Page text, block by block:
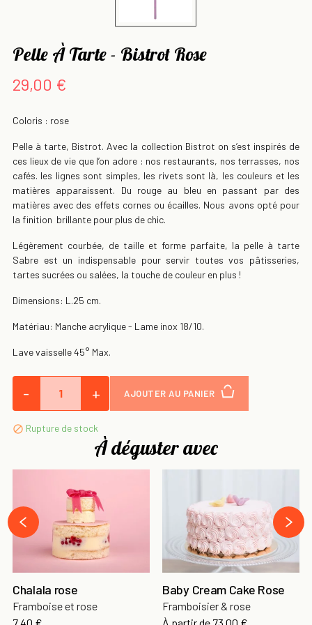
Pelle À Tarte - Bistrot Rose
29,00 €
Coloris : rose
Pelle à tarte, Bistrot. Avec la collection Bistrot on s’est inspirés de
ces lieux de vie que l’on adore : nos restaurants, nos terrasses, nos
cafés. les lignes sont simples, les rivets sont là, les couleurs et les
matières apparaissent. Du rouge au bleu en passant par des
matières avec des effets cornes ou écailles. Nous avons opté pour
la finition brillante pour plus de chic.
Légèrement courbée, de taille et forme parfaite, la pelle à tarte
Sabre est un indispensable pour servir toutes vos pâtisseries,
tartes sucrées ou salées, la touche de couleur en plus !
Dimensions: L.25 cm.
Matériau: Manche acrylique - Lame inox 18/10.
Lave vaisselle 45° Max.
- + AJOUTER AU PANIER
 Rupture de stock
À déguster avec
Chalala rose
Framboise et rose
Baby Cream Cake Rose
Framboisier & rose
‹
›